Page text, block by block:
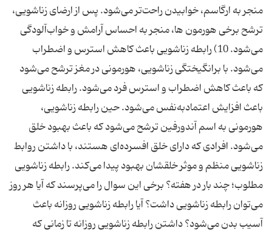
منجر به ارگاسم، خوابیدن راحت‌تر می‌شود. پس از ارضای زناشویی،
ترشح برخی هورمون ها، منجر به احساس آرامش و خواب‌آلودگی
می‌شود. 10) رابطه زناشویی باعث کاهش استرس و اضطراب
می‌شود. با برانگیختگی زناشویی، هورمونی در مغز ترشح می‌شود
که باعث کاهش اضطراب و استرس فرد می‌شود. رابطه زناشویی
باعث افزایش اعتمادبه‌نفس می‌شود. حین رابطه زناشویی،
هورمونی به اسم آندورفین ترشح می‌شود که باعث بهبود خلق
می‌شود. افرادی که دارای خلق افسرده‌ای هستند، با داشتن روابط
زناشویی منظم و موثر خلقشان بهبود پیدا می‌کند. رابطه زناشویی
مطلوب؛ چند بار در هفته؟ برخی این سوال را می‌پرسند که آیا هر روز
می‌توان رابطه زناشویی داشت؟ آیا رابطه زناشویی روزانه باعث
آسیب بدن می‌شود؟ داشتن رابطه زناشویی روزانه تا زمانی که